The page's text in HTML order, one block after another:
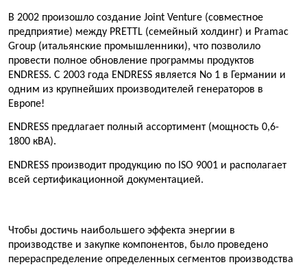
В 2002 произошло создание Joint Venture (совместное
предприятие) между PRETTL (семейный холдинг) и Pramac
Group (итальянские промышленники), что позволило
провести полное обновление программы продуктов
ENDRESS. С 2003 года ENDRESS является No 1 в Германии и
одним из крупнейших производителей генераторов в
Европе!
ENDRESS предлагает полный ассортимент (мощность 0,6-
1800 кВА).
ENDRESS производит продукцию по ISO 9001 и располагает
всей сертификационной документацией.
Чтобы достичь наибольшего эффекта энергии в
производстве и закупке компонентов, было проведено
перераспределение определенных сегментов производства